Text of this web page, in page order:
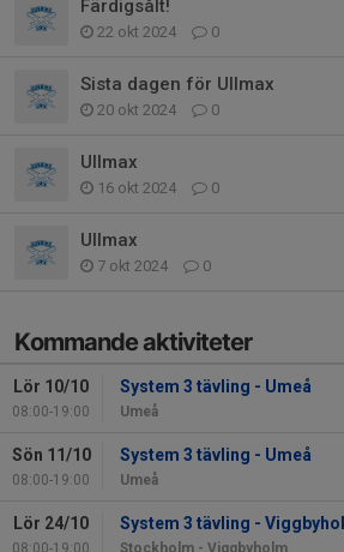
Färdigsålt!
22 okt 2024 0
Sista dagen för Ullmax
20 okt 2024 0
Ullmax
16 okt 2024 0
Ullmax
7 okt 2024 0
Kommande aktiviteter
Lör 10/10
08:00-19:00
System 3 tävling - Umeå
Umeå
Sön 11/10
08:00-19:00
System 3 tävling - Umeå
Umeå
Lör 24/10
08:00-19:00
System 3 tävling -
Stockholm - Viggbyholm